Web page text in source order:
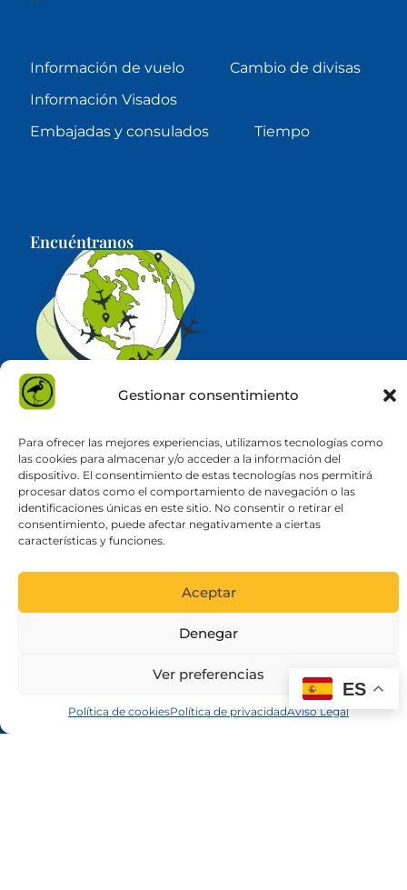
Gestionar consentimiento
Para ofrecer las mejores experiencias, utilizamos tecnologías como
las cookies para almacenar y/o acceder a la información del
dispositivo. El consentimiento de estas tecnologías nos permitirá
procesar datos como el comportamiento de navegación o las
identificaciones únicas en este sitio. No consentir o retirar el
consentimiento, puede afectar negativamente a ciertas
características y funciones.
Aceptar
Denegar
Ver preferencias
Política de cookiesPolítica de privacidadAviso Legal
Información de vuelo
Cambio de divisas
Información Visados
Embajadas y consulados
Tiempo
Encuéntranos
Ctra. Gral. Tacoronte-Tejina, 11
922 07 25 40
09:00-13:00
(de lunes a viernes)
17:00-19:30
tacoronte@canariasticket.com
Taco - CC Concorde
10:00-13:00
ES